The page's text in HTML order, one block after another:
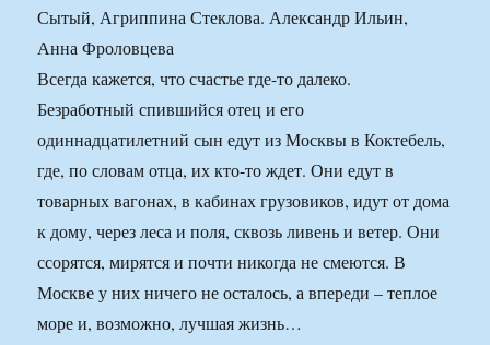
Сытый, Агриппина Стеклова. Александр Ильин,
Анна Фроловцева
Всегда кажется, что счастье где-то далеко.
Безработный спившийся отец и его
одиннадцатилетний сын едут из Москвы в Коктебель,
где, по словам отца, их кто-то ждет. Они едут в
товарных вагонах, в кабинах грузовиков, идут от дома
к дому, через леса и поля, сквозь ливень и ветер. Они
ссорятся, мирятся и почти никогда не смеются. В
Москве у них ничего не осталось, а впереди – теплое
море и, возможно, лучшая жизнь…